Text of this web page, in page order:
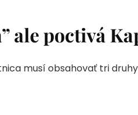
ale poctivá
musí obsahovať tri